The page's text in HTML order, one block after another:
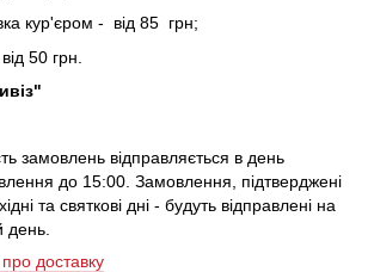
кур'єром - від 85 грн;
50 грн.
замовлень відправляється в день
до 15:00. Замовлення, підтверджені
та святкові дні - будуть відправлені на
день.
доставку